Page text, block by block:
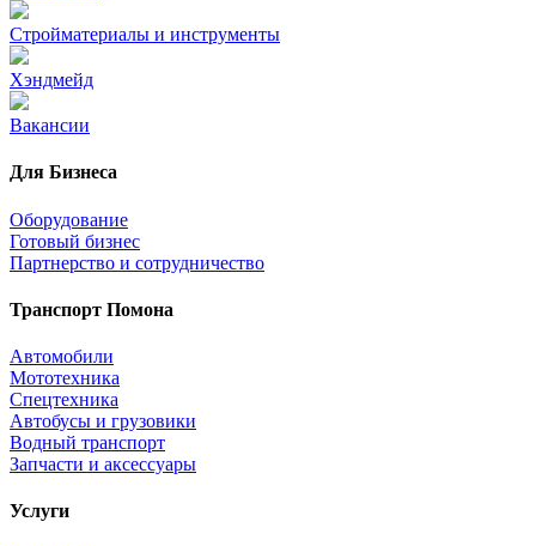
Стройматериалы и инструменты
Хэндмейд
Вакансии
Для Бизнеса
Оборудование
Готовый бизнес
Партнерство и сотрудничество
Транспорт Помона
Автомобили
Мототехника
Спецтехника
Автобусы и грузовики
Водный транспорт
Запчасти и аксессуары
Услуги